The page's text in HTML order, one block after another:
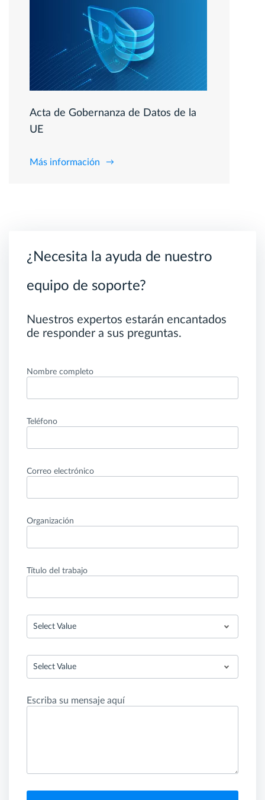
Acta de Gobernanza de Datos de la
UE
Más información
¿Necesita la ayuda de nuestro
equipo de soporte?
Nuestros expertos estarán encantados
de responder a sus preguntas.
Nombre completo
Teléfono
Correo electrónico
Organización
Título del trabajo
Select Value
Select Value
Escriba su mensaje aquí